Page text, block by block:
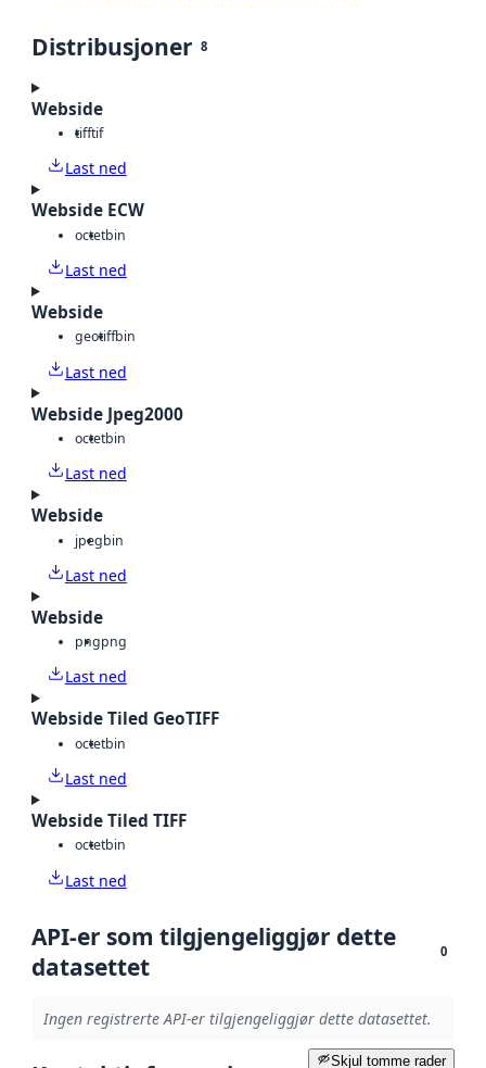
Distribusjoner 8
Webside
tifftif
Last ned
Webside ECW
octetbin
Last ned
Webside
geotiffbin
Last ned
Webside Jpeg2000
octetbin
Last ned
Webside
jpegbin
Last ned
Webside
pngpng
Last ned
Webside Tiled GeoTIFF
octetbin
Last ned
Webside Tiled TIFF
octetbin
Last ned
API-er som tilgjengeliggjør dette
datasettet
0
Ingen registrerte API-er tilgjengeliggjør dette datasettet.
Skjul tomme rader